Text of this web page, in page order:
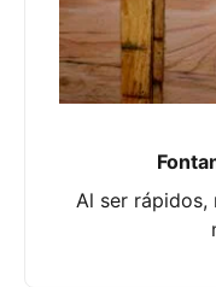
Al ser rápidos,